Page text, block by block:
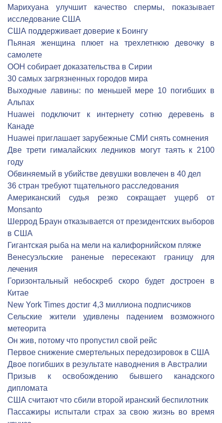
Марихуана улучшит качество спермы, показывает
исследование США
США поддерживает доверие к Боингу
Пьяная женщина плюет на трехлетнюю девочку в
самолете
ООН собирает доказательства в Сирии
30 самых загрязненных городов мира
Выходные лавины: по меньшей мере 10 погибших в
Альпах
Huawei подключит к интернету сотню деревень в
Канаде
Huawei приглашает зарубежные СМИ снять сомнения
Две трети гималайских ледников могут таять к 2100
году
Обвиняемый в убийстве девушки вовлечен в 40 дел
36 стран требуют тщательного расследования
Американский судья резко сокращает ущерб от
Monsanto
Шеррод Браун отказывается от президентских выборов
в США
Гигантская рыба на мели на калифорнийском пляже
Венесуэльские раненые пересекают границу для
лечения
Горизонтальный небоскреб скоро будет достроен в
Китае
New York Times достиг 4,3 миллиона подписчиков
Сельские жители удивлены падением возможного
метеорита
Он жив, потому что пропустил свой рейс
Первое снижение смертельных передозировок в США
Двое погибших в результате наводнения в Австралии
Призыв к освобождению бывшего канадского
дипломата
США считают что сбили второй иранский беспилотник
Пассажиры испытали страх за свою жизнь во время